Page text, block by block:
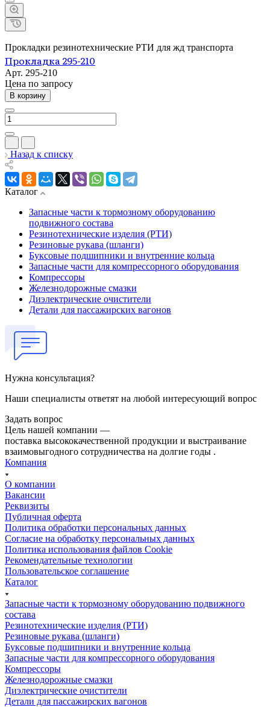
Прокладки резинотехнические РТИ для жд транспорта
Прокладка 295-210
Арт. 295-210
Цена по запросу
В корзину
Назад к списку
Каталог
Запасные части к тормозному оборудованию
подвижного состава
Резинотехнические изделия (РТИ)
Резиновые рукава (шланги)
Буксовые подшипники и внутренние кольца
Запасные части для компрессорного оборудования
Компрессоры
Железнодорожные смазки
Диэлектрические очистители
Детали для пассажирских вагонов
Нужна консультация?
Наши специалисты ответят на любой интересующий вопрос
Задать вопрос
Цель нашей компании —
поставка высококачественной продукции и выстраивание
взаимовыгодного сотрудничества на долгие годы .
Компания
О компании
Вакансии
Реквизиты
Публичная оферта
Политика обработки персональных данных
Cогласие на обработку персональных данных
Политика использования файлов Cookie
Рекомендательные технологии
Пользовательское соглашение
Каталог
Запасные части к тормозному оборудованию подвижного
состава
Резинотехнические изделия (РТИ)
Резиновые рукава (шланги)
Буксовые подшипники и внутренние кольца
Запасные части для компрессорного оборудования
Компрессоры
Железнодорожные смазки
Диэлектрические очистители
Детали для пассажирских вагонов